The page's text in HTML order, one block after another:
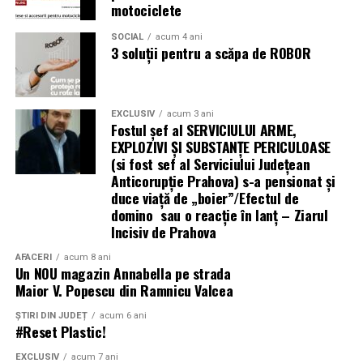
acelasi timp, sub
“umbrela” de sef al Filialei
Prahova a PMP isi gasea
timp sa atace, prin partid,
Guvernul Romaniei doar
pentru a isi proteja
afacerile sotului si fiului
acesteia
Cristian Diaconescu,
SINGURUL președinte al
Partidului Mișcarea
Populară: „PMP nu
Operațiuni militare și tabere temporare
Stații mobile de încărcare auto electric
Evenimente outdoor și festivaluri
Operațiuni de ajutor umanitar în zone fără
infrastructură energetică
„Există un decalaj
structural între
cerințele actuale ale
fondurilor europene —
care impun
echipamente 100%
motociclete
SOCIAL acum 4 ani
3 soluții pentru a scăpa de ROBOR
EXCLUSIV acum 3 ani
Fostul șef al SERVICIULUI ARME,
EXPLOZIVI ŞI SUBSTANŢE PERICULOASE
(si fost sef al Serviciului Judeţean
Anticorupţie Prahova) s-a pensionat și
duce viață de „boier”/Efectul de
domino sau o reacție în lanț – Ziarul
Incisiv de Prahova
AFACERI acum 8 ani
Un NOU magazin Annabella pe strada
Maior V. Popescu din Ramnicu Valcea
ȘTIRI DIN JUDEȚ acum 6 ani
#Reset Plastic!
EXCLUSIV acum 7 ani